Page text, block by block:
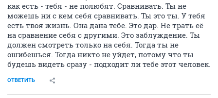
как есть - тебя - не полюбят. Сравнивать. Ты не
можешь ни с кем себя сравнивать. Ты это ты. У тебя
есть твоя жизнь. Она дана тебе. Это дар. Не трать её
на сравнение себя с другими. Это заблуждение. Ты
должен смотреть только на себя. Тогда ты не
ошибешься. Тогда никто не уйдет, потому что ты
будешь видеть сразу - подходит ли тебе этот человек.
ОТВЕТИТЬ